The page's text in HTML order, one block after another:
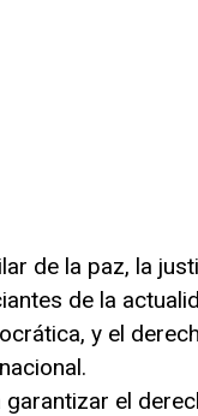
de la paz, la
de la
y el
garantizar el